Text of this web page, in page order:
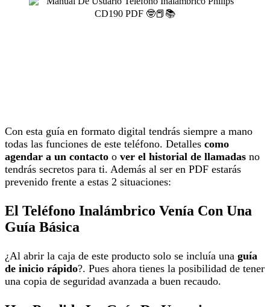
Con esta guía en formato digital tendrás siempre a mano
todas las funciones de este teléfono. Detalles como
agendar a un contacto o ver el historial de llamadas no
tendrás secretos para ti. Además al ser en PDF estarás
prevenido frente a estas 2 situaciones:
El Teléfono Inalámbrico Venía Con Una
Guía Básica
¿Al abrir la caja de este producto solo se incluía una guía
de inicio rápido?. Pues ahora tienes la posibilidad de tener
una copia de seguridad avanzada a buen recaudo.